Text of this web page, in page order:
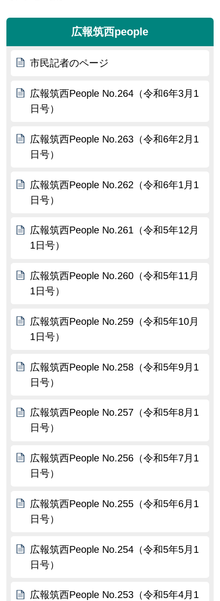
広報筑西people
市民記者のページ
広報筑西People No.264（令和6年3月1
日号）
広報筑西People No.263（令和6年2月1
日号）
広報筑西People No.262（令和6年1月1
日号）
広報筑西People No.261（令和5年12月
1日号）
広報筑西People No.260（令和5年11月
1日号）
広報筑西People No.259（令和5年10月
1日号）
広報筑西People No.258（令和5年9月1
日号）
広報筑西People No.257（令和5年8月1
日号）
広報筑西People No.256（令和5年7月1
日号）
広報筑西People No.255（令和5年6月1
日号）
広報筑西People No.254（令和5年5月1
日号）
広報筑西People No.253（令和5年4月1